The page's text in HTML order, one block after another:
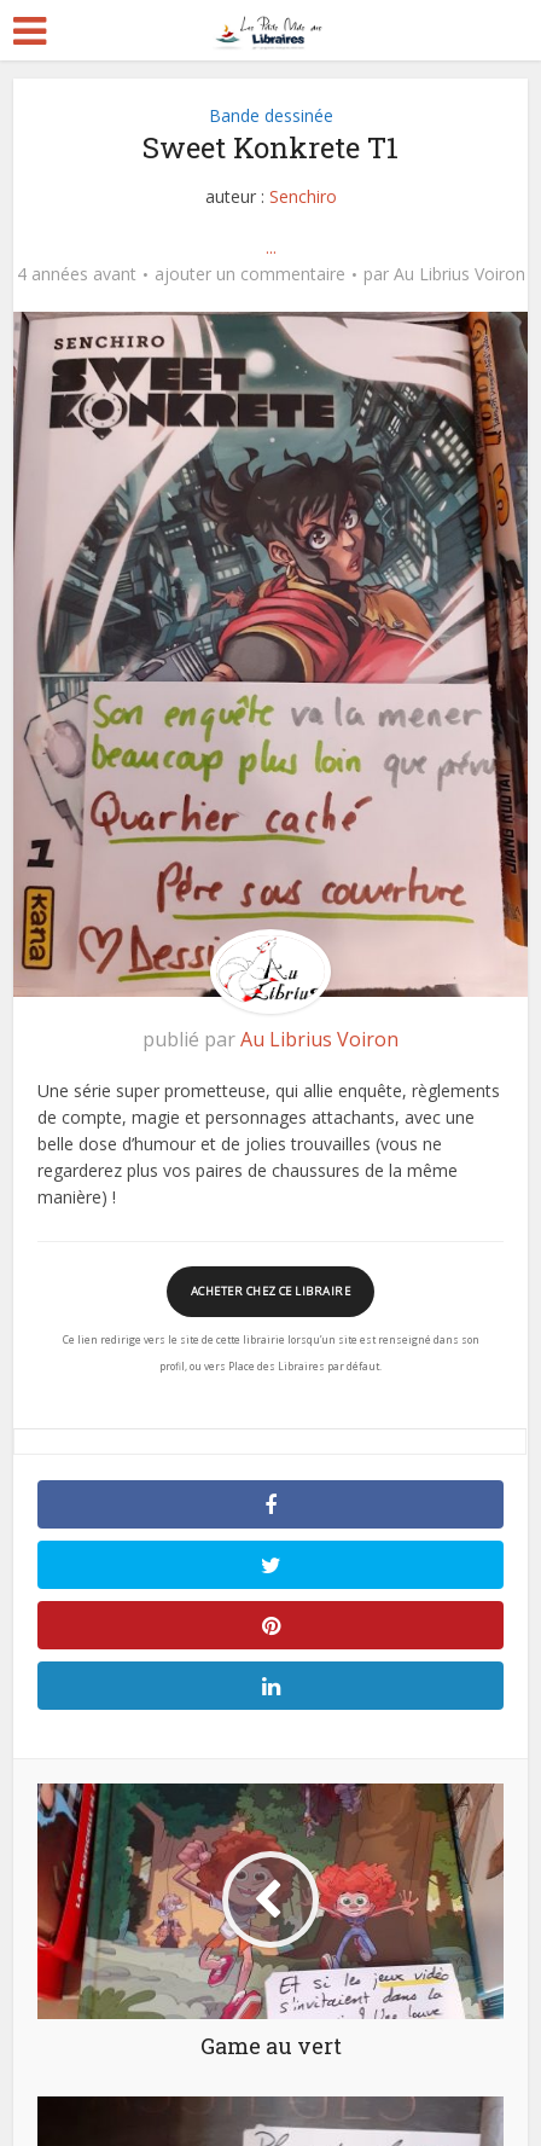
Bande dessinée
Sweet Konkrete T1
auteur : Senchiro
...
4 années avant
ajouter un commentaire par Au Librius Voiron
publié parAu Librius Voiron
Une série super prometteuse, qui allie enquête, règlements
de compte, magie et personnages attachants, avec une
belle dose d’humour et de jolies trouvailles (vous ne
regarderez plus vos paires de chaussures de la même
manière) !
ACHETER CHEZ CE LIBRAIRE
Ce lien redirige vers le site de cette librairie lorsqu’un site est renseigné dans son
profil, ou vers Place des Libraires par défaut.
Game au vert